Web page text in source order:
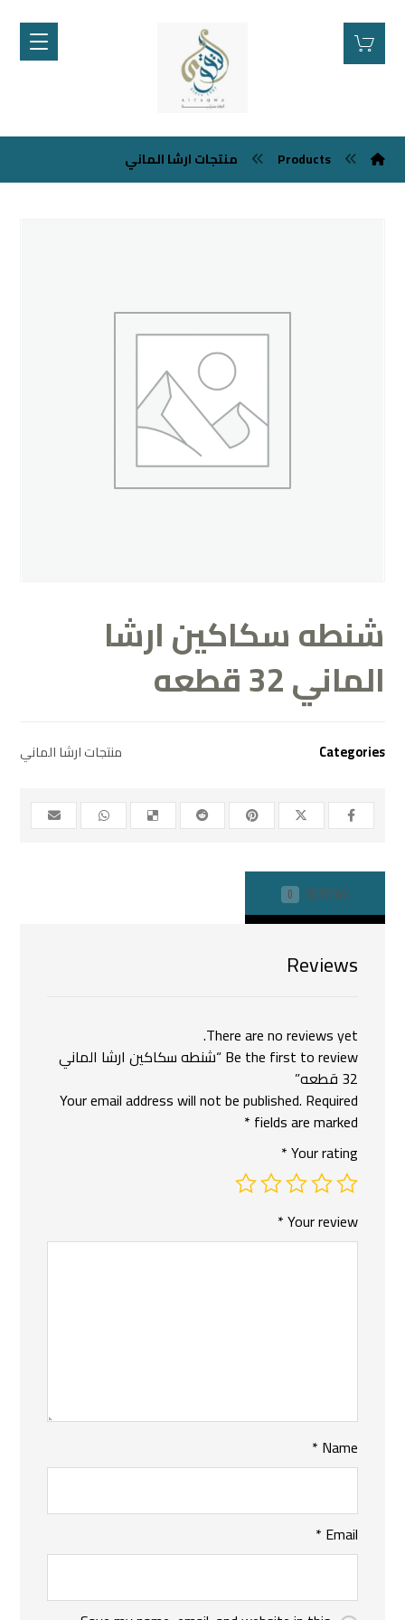
Products منتجات ارشا الماني
شنطه سكاكين ارشا
الماني 32 قطعه
Categories منتجات ارشا الماني
REVIEWS
0
Reviews
There are no reviews yet.
Be the first to review “شنطه سكاكين ارشا الماني
32 قطعه”
Your email address will not be published. Required
fields are marked
*
Your rating
*
Your review
*
Name
*
Email
*